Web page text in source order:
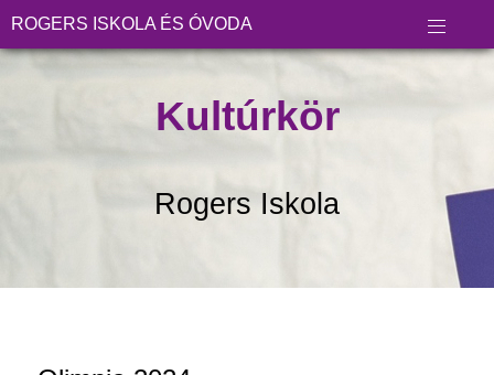
ROGERS ISKOLA ÉS ÓVODA
Kultúrkör
Rogers Iskola